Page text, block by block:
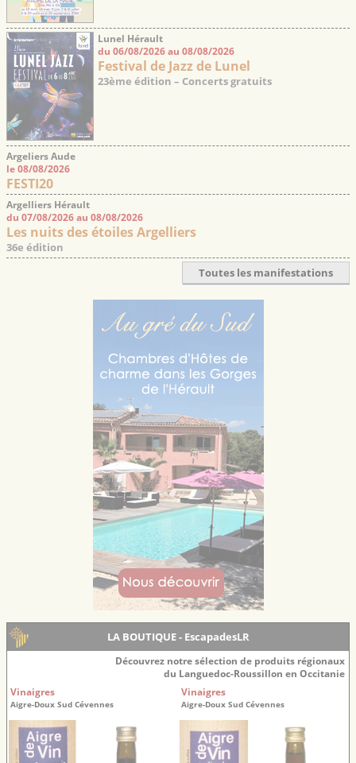
Lunel Hérault
du 06/08/2026 au 08/08/2026
Festival de Jazz de Lunel
23ème édition – Concerts gratuits
Argeliers Aude
le 08/08/2026
FESTI20
Argelliers Hérault
du 07/08/2026 au 08/08/2026
Les nuits des étoiles Argelliers
36e édition
Toutes les manifestations
LA BOUTIQUE - EscapadesLR
Découvrez notre sélection de produits régionaux
du Languedoc-Roussillon en Occitanie
Vinaigres
Aigre-Doux Sud Cévennes
Vinaigres
Aigre-Doux Sud Cévennes